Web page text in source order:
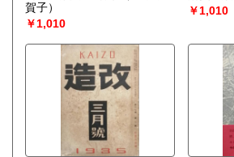
賀子）
￥1,010
￥1,010